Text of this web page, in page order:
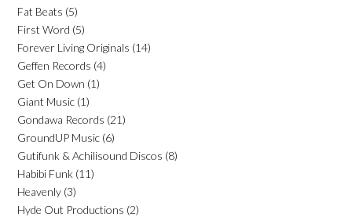
Fat Beats (5)
First Word (5)
Forever Living Originals (14)
Geffen Records (4)
Get On Down (1)
Giant Music (1)
Gondawa Records (21)
GroundUP Music (6)
Gutifunk & Achilisound Discos (8)
Habibi Funk (11)
Heavenly (3)
Hyde Out Productions (2)